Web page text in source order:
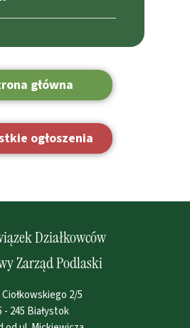
ogłoszenia
główna
Działkowców
Zarząd Podlaski
Ciołkowskiego 2/5
- 245 Białystok